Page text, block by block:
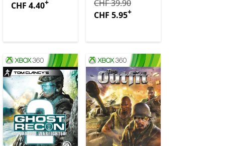
l’application
CHF 4.40+
Initialement CHF 39.90 maintenant
CHF 39.90
CHF 5.95+